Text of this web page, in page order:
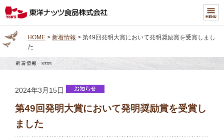
HOME> 新着情報 > 第49回発明大賞において発明奨励賞を受賞しまし
た
2024年3月15日
第49回発明大賞において発明奨励賞を受賞し
ました